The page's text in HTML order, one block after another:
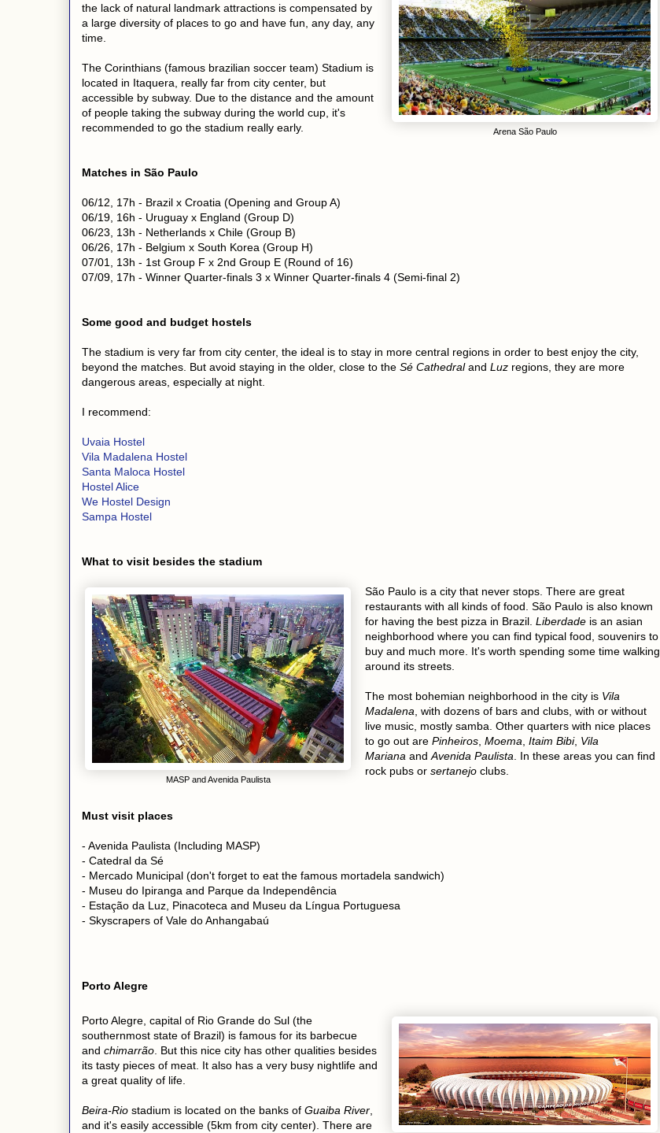
Arena São Paulo
the lack of natural landmark attractions is compensated by
a large diversity of places to go and have fun, any day, any
time.
The Corinthians (famous brazilian soccer team) Stadium is
located in Itaquera, really far from city center, but
accessible by subway. Due to the distance and the amount
of people taking the subway during the world cup, it's
recommended to go the stadium really early.
Matches in São Paulo
06/12, 17h - Brazil x Croatia (Opening and Group A)
06/19, 16h - Uruguay x England (Group D)
06/23, 13h - Netherlands x Chile (Group B)
06/26, 17h - Belgium x South Korea (Group H)
07/01, 13h - 1st Group F x 2nd Group E (Round of 16)
07/09, 17h - Winner Quarter-finals 3 x Winner Quarter-finals 4 (Semi-final 2)
Some good and budget hostels
The stadium is very far from city center, the ideal is to stay in more central regions in order to best enjoy the city,
beyond the matches. But avoid staying in the older, close to the Sé Cathedraland Luz regions, they are more
dangerous areas, especially at night.
I recommend:
Uvaia Hostel
Vila Madalena Hostel
Santa Maloca Hostel
Hostel Alice
We Hostel Design
Sampa Hostel
What to visit besides the stadium
MASP and Avenida Paulista
São Paulo is a city that never stops. There are great
restaurants with all kinds of food. São Paulo is also known
for having the best pizza in Brazil. Liberdade is an asian
neighborhood where you can find typical food, souvenirs to
buy and much more. It's worth spending some time walking
around its streets.
The most bohemian neighborhood in the city is Vila
Madalena , with dozens of bars and clubs, with or without
live music, mostly samba. Other quarters with nice places
to go out are Pinheiros Moema Itaim Bibi, Vila
Mariana and Avenida Paulista . In these areas you can find
rock pubs or sertanejo clubs.
Must visit places
- Avenida Paulista (Including MASP)
- Catedral da Sé
- Mercado Municipal (don't forget to eat the famous mortadela sandwich)
- Museu do Ipiranga and Parque da Independência
- Estação da Luz, Pinacoteca and Museu da Língua Portuguesa
- Skyscrapers of Vale do Anhangabaú
Porto Alegre
Porto Alegre, capital of Rio Grande do Sul (the
southernmost state of Brazil) is famous for its barbecue
and chimarrão. But this nice city has other qualities besides
its tasty pieces of meat. It also has a very busy nightlife and
a great quality of life.
Beira-Rio stadium is located on the banks of Guaiba River,
and it's easily accessible (5km from city center). There are